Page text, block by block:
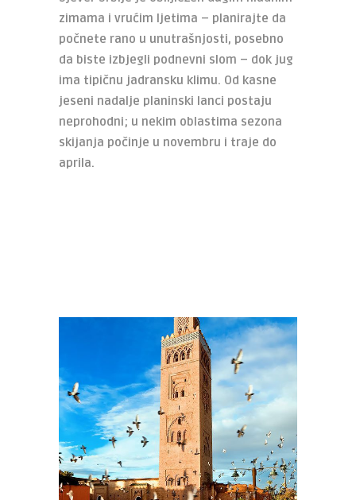
zimama i vrućim ljetima – planirajte da
počnete rano u unutrašnjosti, posebno
da biste izbjegli podnevni slom – dok jug
ima tipičnu jadransku klimu. Od kasne
jeseni nadalje planinski lanci postaju
neprohodni; u nekim oblastima sezona
skijanja počinje u novembru i traje do
aprila.